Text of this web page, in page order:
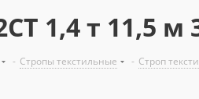
1,4 т 11,5
- Стропы текстильные - Строп